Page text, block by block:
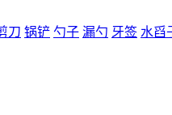
刀 锅铲 勺子 漏勺 牙签 水舀